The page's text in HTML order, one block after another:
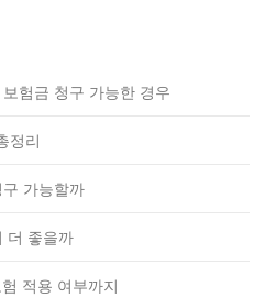
험금 청구 가능한 경우
정리
가능할까
더 좋을까
적용 여부까지